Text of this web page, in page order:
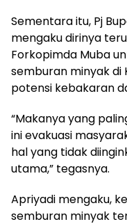
Sementara itu, Pj
mengaku dirinya
Forkopimda Muba
semburan minyak di
potensi kebakaran
“Makanya yang
ini evakuasi
hal yang tidak
utama,” tegasnya.
Apriyadi mengaku,
semburan minyak